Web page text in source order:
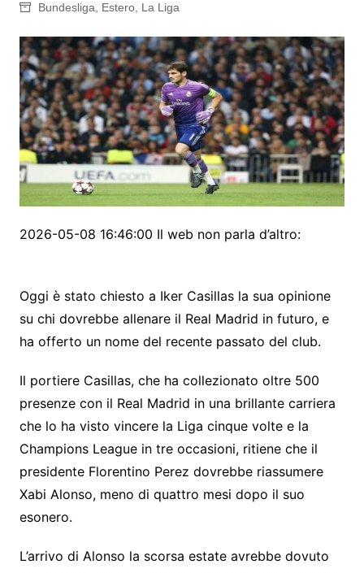
Bundesliga
Estero, La Liga
2026-05-08 16:46:00 Il web non parla d’altro:
Oggi è stato chiesto a Iker Casillas la sua opinione
su chi dovrebbe allenare il Real Madrid in futuro, e
ha offerto un nome del recente passato del club.
Il portiere Casillas, che ha collezionato oltre 500
presenze con il Real Madrid in una brillante carriera
che lo ha visto vincere la Liga cinque volte e la
Champions League in tre occasioni, ritiene che il
presidente Florentino Perez dovrebbe riassumere
Xabi Alonso, meno di quattro mesi dopo il suo
esonero.
L’arrivo di Alonso la scorsa estate avrebbe dovuto